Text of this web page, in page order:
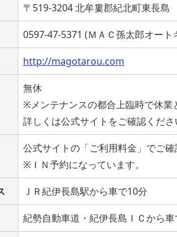
〒519-3204 北牟婁郡紀北町東長島
0597-47-5371 (ＭＡＣ孫太郎オート
http://magotarou.com
無休
※メンテナンスの都合上臨時で休業
詳しくは公式サイトをご確認くださ
公式サイトの「ご利用料金」でご確
※ＩＮ予約になっています。
ＪＲ紀伊長島駅から車で10分
紀勢自動車道・紀伊長島ＩＣから車